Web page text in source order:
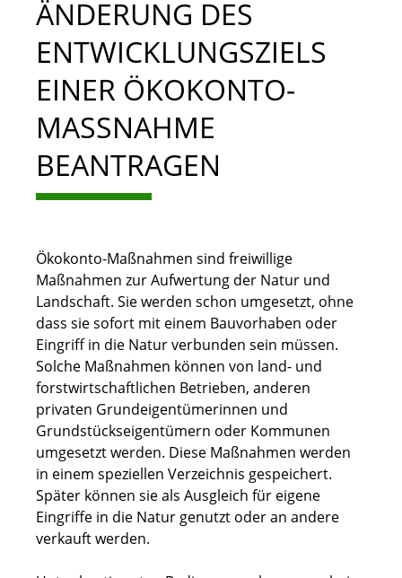
ÄNDERUNG DES
ENTWICKLUNGSZIELS
EINER ÖKOKONTO-
MASSNAHME B
EANTRAGEN
Ökokonto-Maßnahmen sind freiwillige
Maßnahmen zur Aufwertung der Natur und
Landschaft. Sie werden schon umgesetzt, ohne
dass sie sofort mit einem Bauvorhaben oder
Eingriff in die Natur verbunden sein müssen.
Solche Maßnahmen können von land- und
forstwirtschaftlichen Betrieben, anderen
privaten Grundeigentümerinnen und
Grundstückseigentümern oder Kommunen
umgesetzt werden. Diese Maßnahmen werden
in einem speziellen Verzeichnis gespeichert.
Später können sie als Ausgleich für eigene
Eingriffe in die Natur genutzt oder an andere
verkauft werden.